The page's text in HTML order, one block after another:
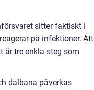
sitter faktiskt i
på infektioner. Att
är tre enkla steg som
dalbana påverkas